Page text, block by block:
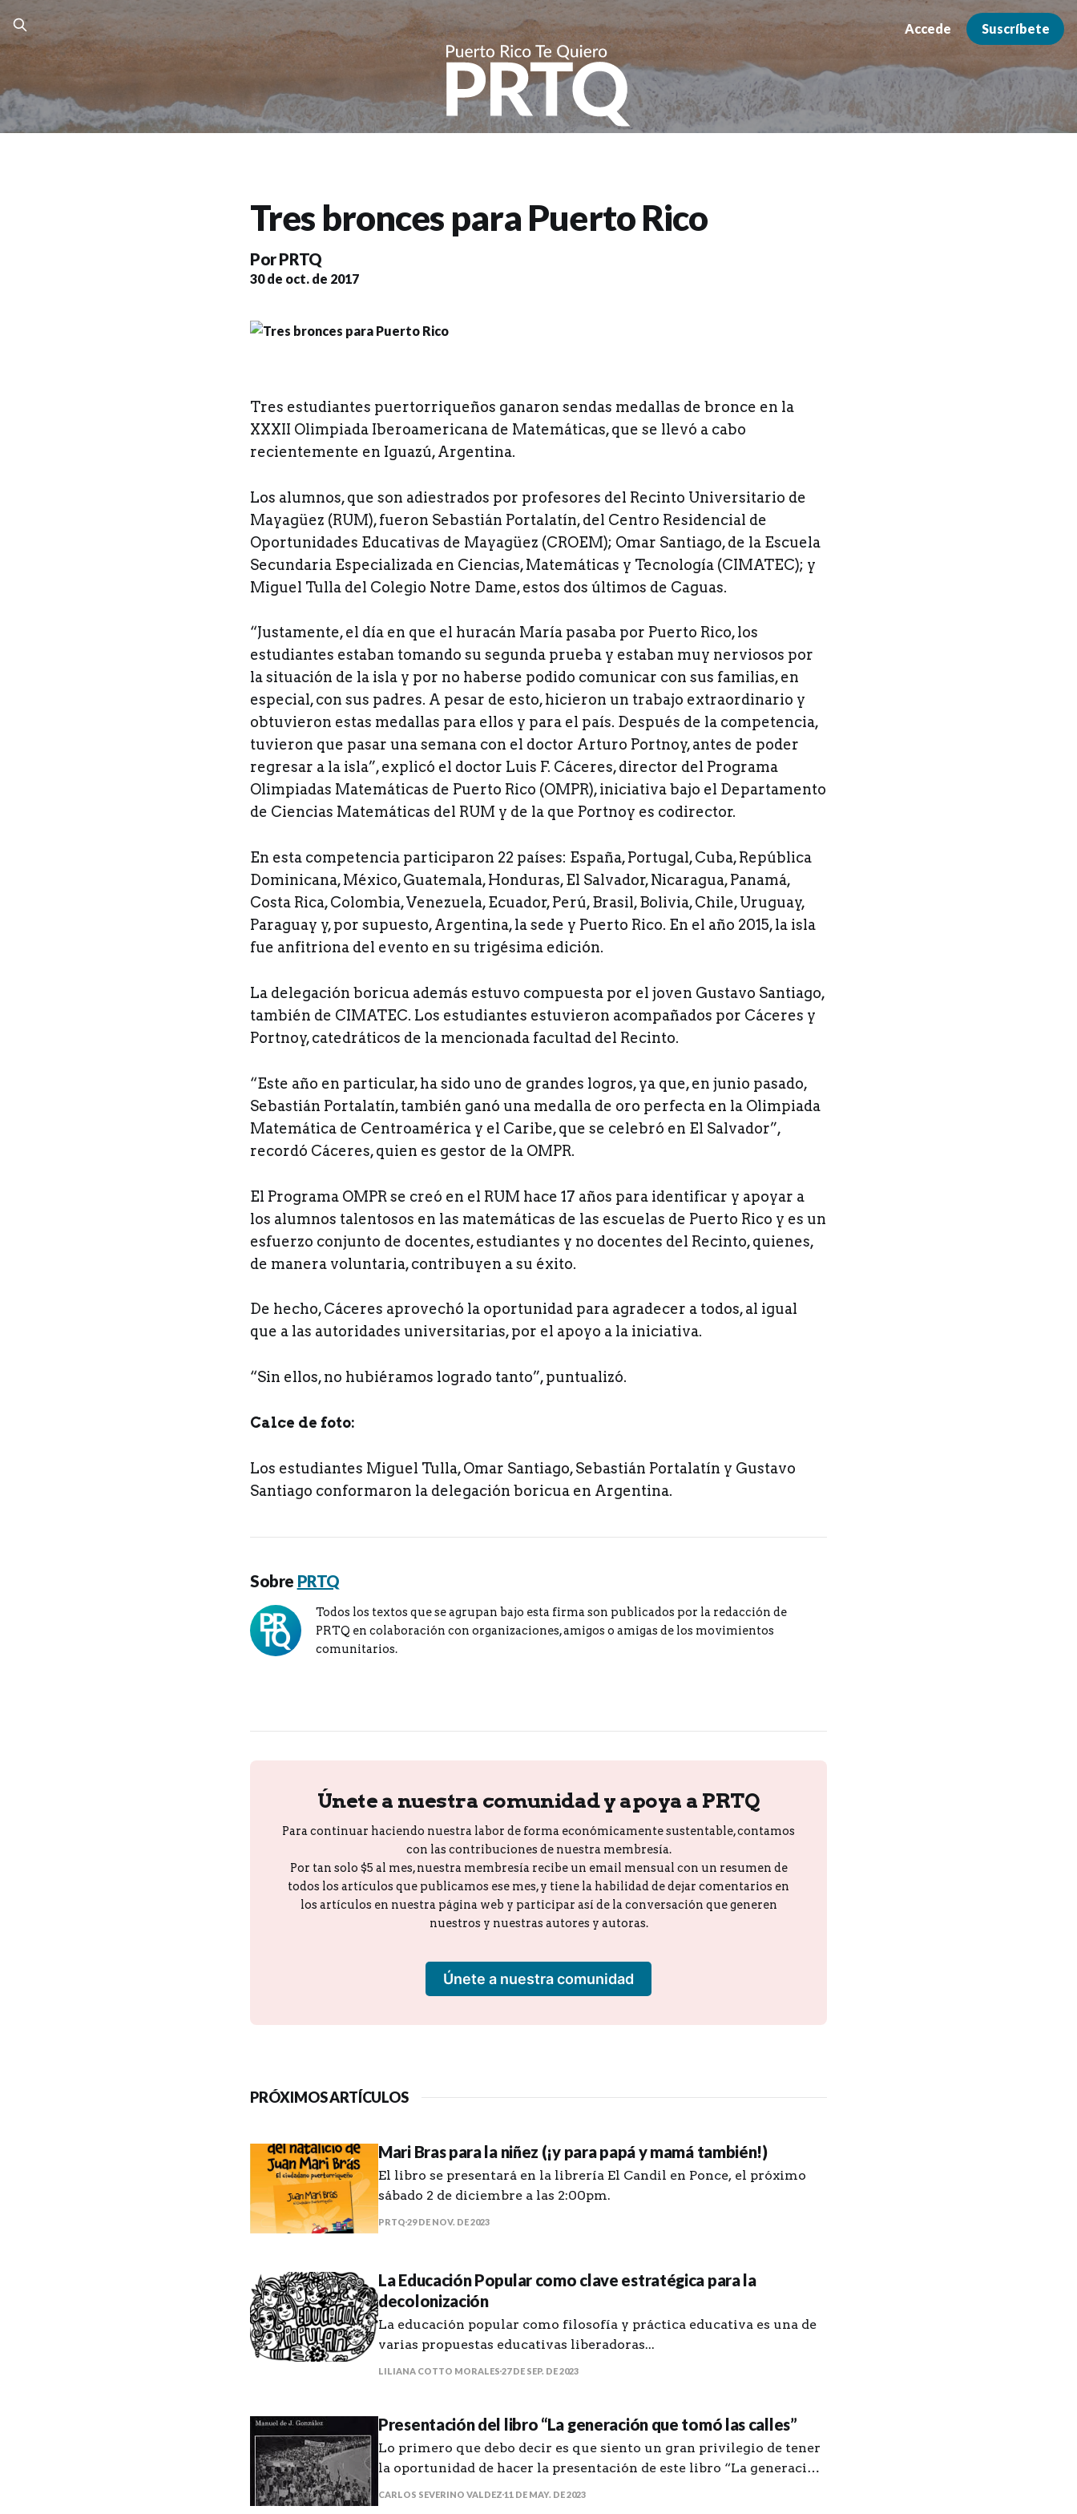
Accede Suscríbete
Tres bronces para Puerto Rico
PorPRTQ
30 de oct. de 2017
Tres estudiantes puertorriqueños ganaron sendas medallas de bronce en la
XXXII Olimpiada Iberoamericana de Matemáticas, que se llevó a cabo
recientemente en Iguazú, Argentina.
Los alumnos, que son adiestrados por profesores del Recinto Universitario de
Mayagüez (RUM), fueron Sebastián Portalatín, del Centro Residencial de
Oportunidades Educativas de Mayagüez (CROEM); Omar Santiago, de la Escuela
Secundaria Especializada en Ciencias, Matemáticas y Tecnología (CIMATEC); y
Miguel Tulla del Colegio Notre Dame, estos dos últimos de Caguas.
“Justamente, el día en que el huracán María pasaba por Puerto Rico, los
estudiantes estaban tomando su segunda prueba y estaban muy nerviosos por
la situación de la isla y por no haberse podido comunicar con sus familias, en
especial, con sus padres. A pesar de esto, hicieron un trabajo extraordinario y
obtuvieron estas medallas para ellos y para el país. Después de la competencia,
tuvieron que pasar una semana con el doctor Arturo Portnoy, antes de poder
regresar a la isla”, explicó el doctor Luis F. Cáceres, director del Programa
Olimpiadas Matemáticas de Puerto Rico (OMPR), iniciativa bajo el Departamento
de Ciencias Matemáticas del RUM y de la que Portnoy es codirector.
En esta competencia participaron 22 países: España, Portugal, Cuba, República
Dominicana, México, Guatemala, Honduras, El Salvador, Nicaragua, Panamá,
Costa Rica, Colombia, Venezuela, Ecuador, Perú, Brasil, Bolivia, Chile, Uruguay,
Paraguay y, por supuesto, Argentina, la sede y Puerto Rico. En el año 2015, la isla
fue anfitriona del evento en su trigésima edición.
La delegación boricua además estuvo compuesta por el joven Gustavo Santiago,
también de CIMATEC. Los estudiantes estuvieron acompañados por Cáceres y
Portnoy, catedráticos de la mencionada facultad del Recinto.
“Este año en particular, ha sido uno de grandes logros, ya que, en junio pasado,
Sebastián Portalatín, también ganó una medalla de oro perfecta en la Olimpiada
Matemática de Centroamérica y el Caribe, que se celebró en El Salvador”,
recordó Cáceres, quien es gestor de la OMPR.
El Programa OMPR se creó en el RUM hace 17 años para identificar y apoyar a
los alumnos talentosos en las matemáticas de las escuelas de Puerto Rico y es un
esfuerzo conjunto de docentes, estudiantes y no docentes del Recinto, quienes,
de manera voluntaria, contribuyen a su éxito.
De hecho, Cáceres aprovechó la oportunidad para agradecer a todos, al igual
que a las autoridades universitarias, por el apoyo a la iniciativa.
“Sin ellos, no hubiéramos logrado tanto”, puntualizó.
Calce de foto:
Los estudiantes Miguel Tulla, Omar Santiago, Sebastián Portalatín y Gustavo
Santiago conformaron la delegación boricua en Argentina.
Sobre PRTQ
Todos los textos que se agrupan bajo esta firma son publicados por la redacción de
PRTQ en colaboración con organizaciones, amigos o amigas de los movimientos
comunitarios.
Únete a nuestra comunidad y apoya a PRTQ
Para continuar haciendo nuestra labor de forma económicamente sustentable, contamos
con las contribuciones de nuestra membresía.
Por tan solo $5 al mes, nuestra membresía recibe un email mensual con un resumen de
todos los artículos que publicamos ese mes, y tiene la habilidad de dejar comentarios en
los artículos en nuestra página web y participar así de la conversación que generen
nuestros y nuestras autores y autoras.
Únete a nuestra comunidad
PRÓXIMOS ARTÍCULOS
Mari Bras para la niñez (¡y para papá y mamá también!)
El libro se presentará en la librería El Candil en Ponce, el próximo
sábado 2 de diciembre a las 2:00pm.
PRTQ 29 DE NOV. DE 2023
La Educación Popular como clave estratégica para la
decolonización
La educación popular como filosofía y práctica educativa es una de
varias propuestas educativas liberadoras...
LILIANA COTTO MORALES 27 DE SEP. DE 2023
Presentación del libro “La generación que tomó las calles”
Lo primero que debo decir es que siento un gran privilegio de tener
la oportunidad de hacer la presentación de este libro “La generación
que tomó las calles” del amigo Manuel de J. González. Le agradezco
CARLOS SEVERINO VALDEZ 11 DE MAY. DE 2023